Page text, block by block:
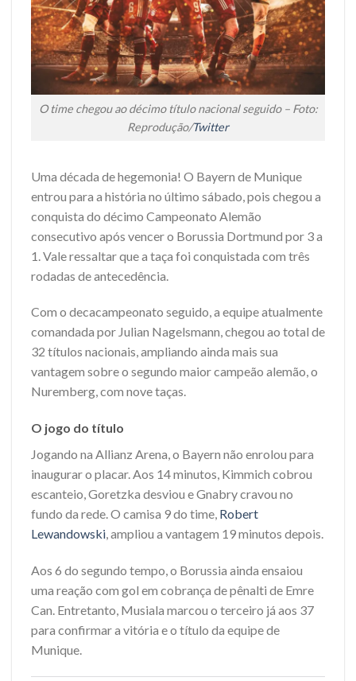
O time chegou ao décimo título nacional seguido – Foto:
Reprodução/Twitter
Uma década de hegemonia! O Bayern de Munique
entrou para a história no último sábado, pois chegou a
conquista do décimo Campeonato Alemão
consecutivo após vencer o Borussia Dortmund por 3 a
1. Vale ressaltar que a taça foi conquistada com três
rodadas de antecedência.
Com o decacampeonato seguido, a equipe atualmente
comandada por Julian Nagelsmann, chegou ao total de
32 títulos nacionais, ampliando ainda mais sua
vantagem sobre o segundo maior campeão alemão, o
Nuremberg, com nove taças.
O jogo do título
Jogando na Allianz Arena, o Bayern não enrolou para
inaugurar o placar. Aos 14 minutos, Kimmich cobrou
escanteio, Goretzka desviou e Gnabry cravou no
fundo da rede. O camisa 9 do time, Robert
Lewandowski, ampliou a vantagem 19 minutos depois.
Aos 6 do segundo tempo, o Borussia ainda ensaiou
uma reação com gol em cobrança de pênalti de Emre
Can. Entretanto, Musiala marcou o terceiro já aos 37
para confirmar a vitória e o título da equipe de
Munique.